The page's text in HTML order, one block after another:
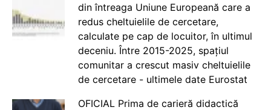
din întreaga Uniune Europeană care a
redus cheltuielile de cercetare,
calculate pe cap de locuitor, în ultimul
deceniu. Între 2015-2025, spațiul
comunitar a crescut masiv cheltuielile
de cercetare - ultimele date Eurostat
OFICIAL Prima de carieră didactică